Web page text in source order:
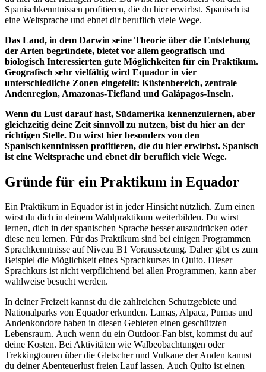
Spanischkenntnissen profitieren, die du hier erwirbst. Spanisch ist
eine Weltsprache und ebnet dir beruflich viele Wege.
Das Land, in dem Darwin seine Theorie über die Entstehung
der Arten begründete, bietet vor allem geografisch und
biologisch Interessierten gute Möglichkeiten für ein Praktikum.
Geografisch sehr vielfältig wird Equador in vier
unterschiedliche Zonen eingeteilt: Küstenbereich, zentrale
Andenregion, Amazonas-Tiefland und Galápagos-Inseln.
Wenn du Lust darauf hast, Südamerika kennenzulernen, aber
gleichzeitig deine Zeit sinnvoll zu nutzen, bist du hier an der
richtigen Stelle. Du wirst hier besonders von den
Spanischkenntnissen profitieren, die du hier erwirbst. Spanisch
ist eine Weltsprache und ebnet dir beruflich viele Wege.
Gründe für ein Praktikum in Equador
Ein Praktikum in Equador ist in jeder Hinsicht nützlich. Zum einen
wirst du dich in deinem Wahlpraktikum weiterbilden. Du wirst
lernen, dich in der spanischen Sprache besser auszudrücken oder
diese neu lernen. Für das Praktikum sind bei einigen Programmen
Sprachkenntnisse auf Niveau B1 Voraussetzung. Daher gibt es zum
Beispiel die Möglichkeit eines Sprachkurses in Quito. Dieser
Sprachkurs ist nicht verpflichtend bei allen Programmen, kann aber
wahlweise besucht werden.
In deiner Freizeit kannst du die zahlreichen Schutzgebiete und
Nationalparks von Equador erkunden. Lamas, Alpaca, Pumas und
Andenkondore haben in diesen Gebieten einen geschützten
Lebensraum. Auch wenn du ein Outdoor-Fan bist, kommst du auf
deine Kosten. Bei Aktivitäten wie Walbeobachtungen oder
Trekkingtouren über die Gletscher und Vulkane der Anden kannst
du deiner Abenteuerlust freien Lauf lassen. Auch Quito ist einen